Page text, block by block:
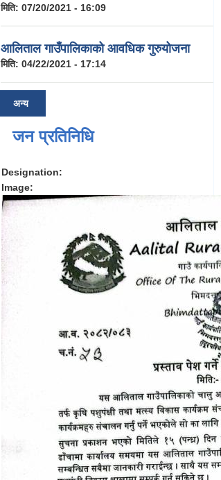
मिति: 07/20/2021 - 16:09
आलिताल गाउँपालिकाको आवधिक गुरुयोजना
मिति: 04/22/2021 - 17:14
अन्य
जन प्रतिनिधि
Designation:
Image: